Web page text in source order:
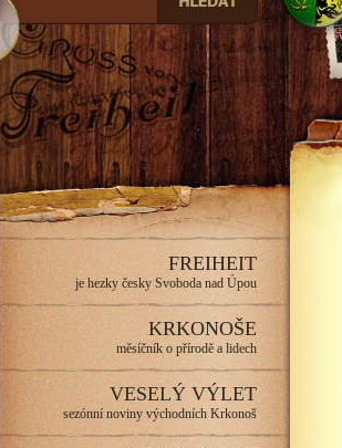
FREIHEIT
je hezky česky Svoboda nad Úpou
KRKONOŠE
měsíčník o přírodě a lidech
VESELÝ VÝLET
sezónní noviny východních Krkonoš